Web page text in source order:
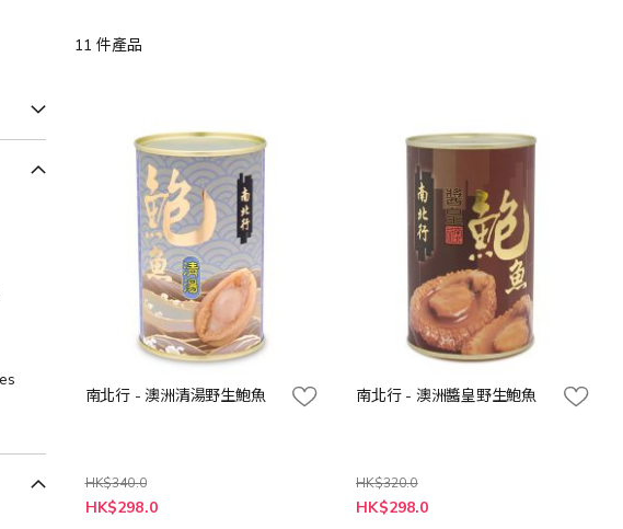
11 件產品
南北行 - 澳洲清湯野生鮑魚
HK$340.0
特
殊
HK$298.0
南北行 - 澳洲醬皇野生鮑魚
HK$320.0
特
殊
HK$298.0